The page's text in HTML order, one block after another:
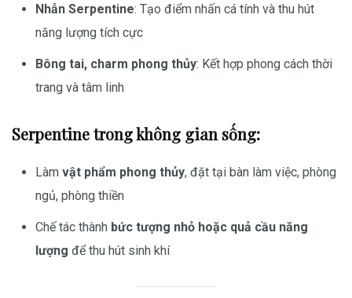
Nhẫn Serpentine: Tạo điểm nhấn cá tính và thu hút
năng lượng tích cực
Bông tai, charm phong thủy: Kết hợp phong cách thời
trang và tâm linh
Serpentine trong không gian sống:
Làm vật phẩm phong thủy, đặt tại bàn làm việc, phòng
ngủ, phòng thiền
Chế tác thành bức tượng nhỏ hoặc quả cầu năng
lượng để thu hút sinh khí